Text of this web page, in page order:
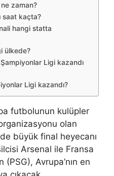
ne zaman?
saat kaçta?
hangi statta
ülkede?
Ligi kazandı
Ligi kazandı?
futbolunun kulüpler
olan
büyük final heyecanı
Arsenal ile Fransa
Avrupa’nın en